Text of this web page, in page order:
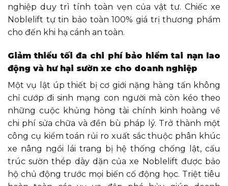
nghiệp duy trì tính toàn vẹn của vật tư. Chiếc xe
Noblelift tự tin bảo toàn 100% giá trị thương phẩm
cho đến khi hạ cánh an toàn.
Giảm thiểu tối đa chi phí bảo hiểm tai nạn lao
động và hư hại sườn xe cho doanh nghiệp
Một vụ lật úp thiết bị cơ giới nặng hàng tấn không
chỉ cướp đi sinh mạng con người mà còn kéo theo
những cuộc khủng hỏng tài chính kinh hoàng về
chi phí sửa chữa và đền bù pháp lý. Trở thành một
công cụ kiểm toán rủi ro xuất sắc thuộc phân khúc
xe nâng ngồi lái trang bị hệ thống chống lật, cấu
trúc sườn thép dày dặn của xe Noblelift được bảo
hộ chủ động trước mọi biến cố động học. Triệt tiêu